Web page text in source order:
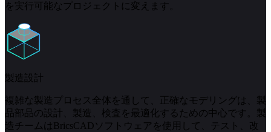
を実行可能なプロジェクトに変えます。
製造設計
複雑な製造プロセス全体を通して、正確なモデリングは、製
品部品の設計、製造、検査を最適化するための中心です。製
造チームはBricsCADソフトウェアを使用して、テスト、改